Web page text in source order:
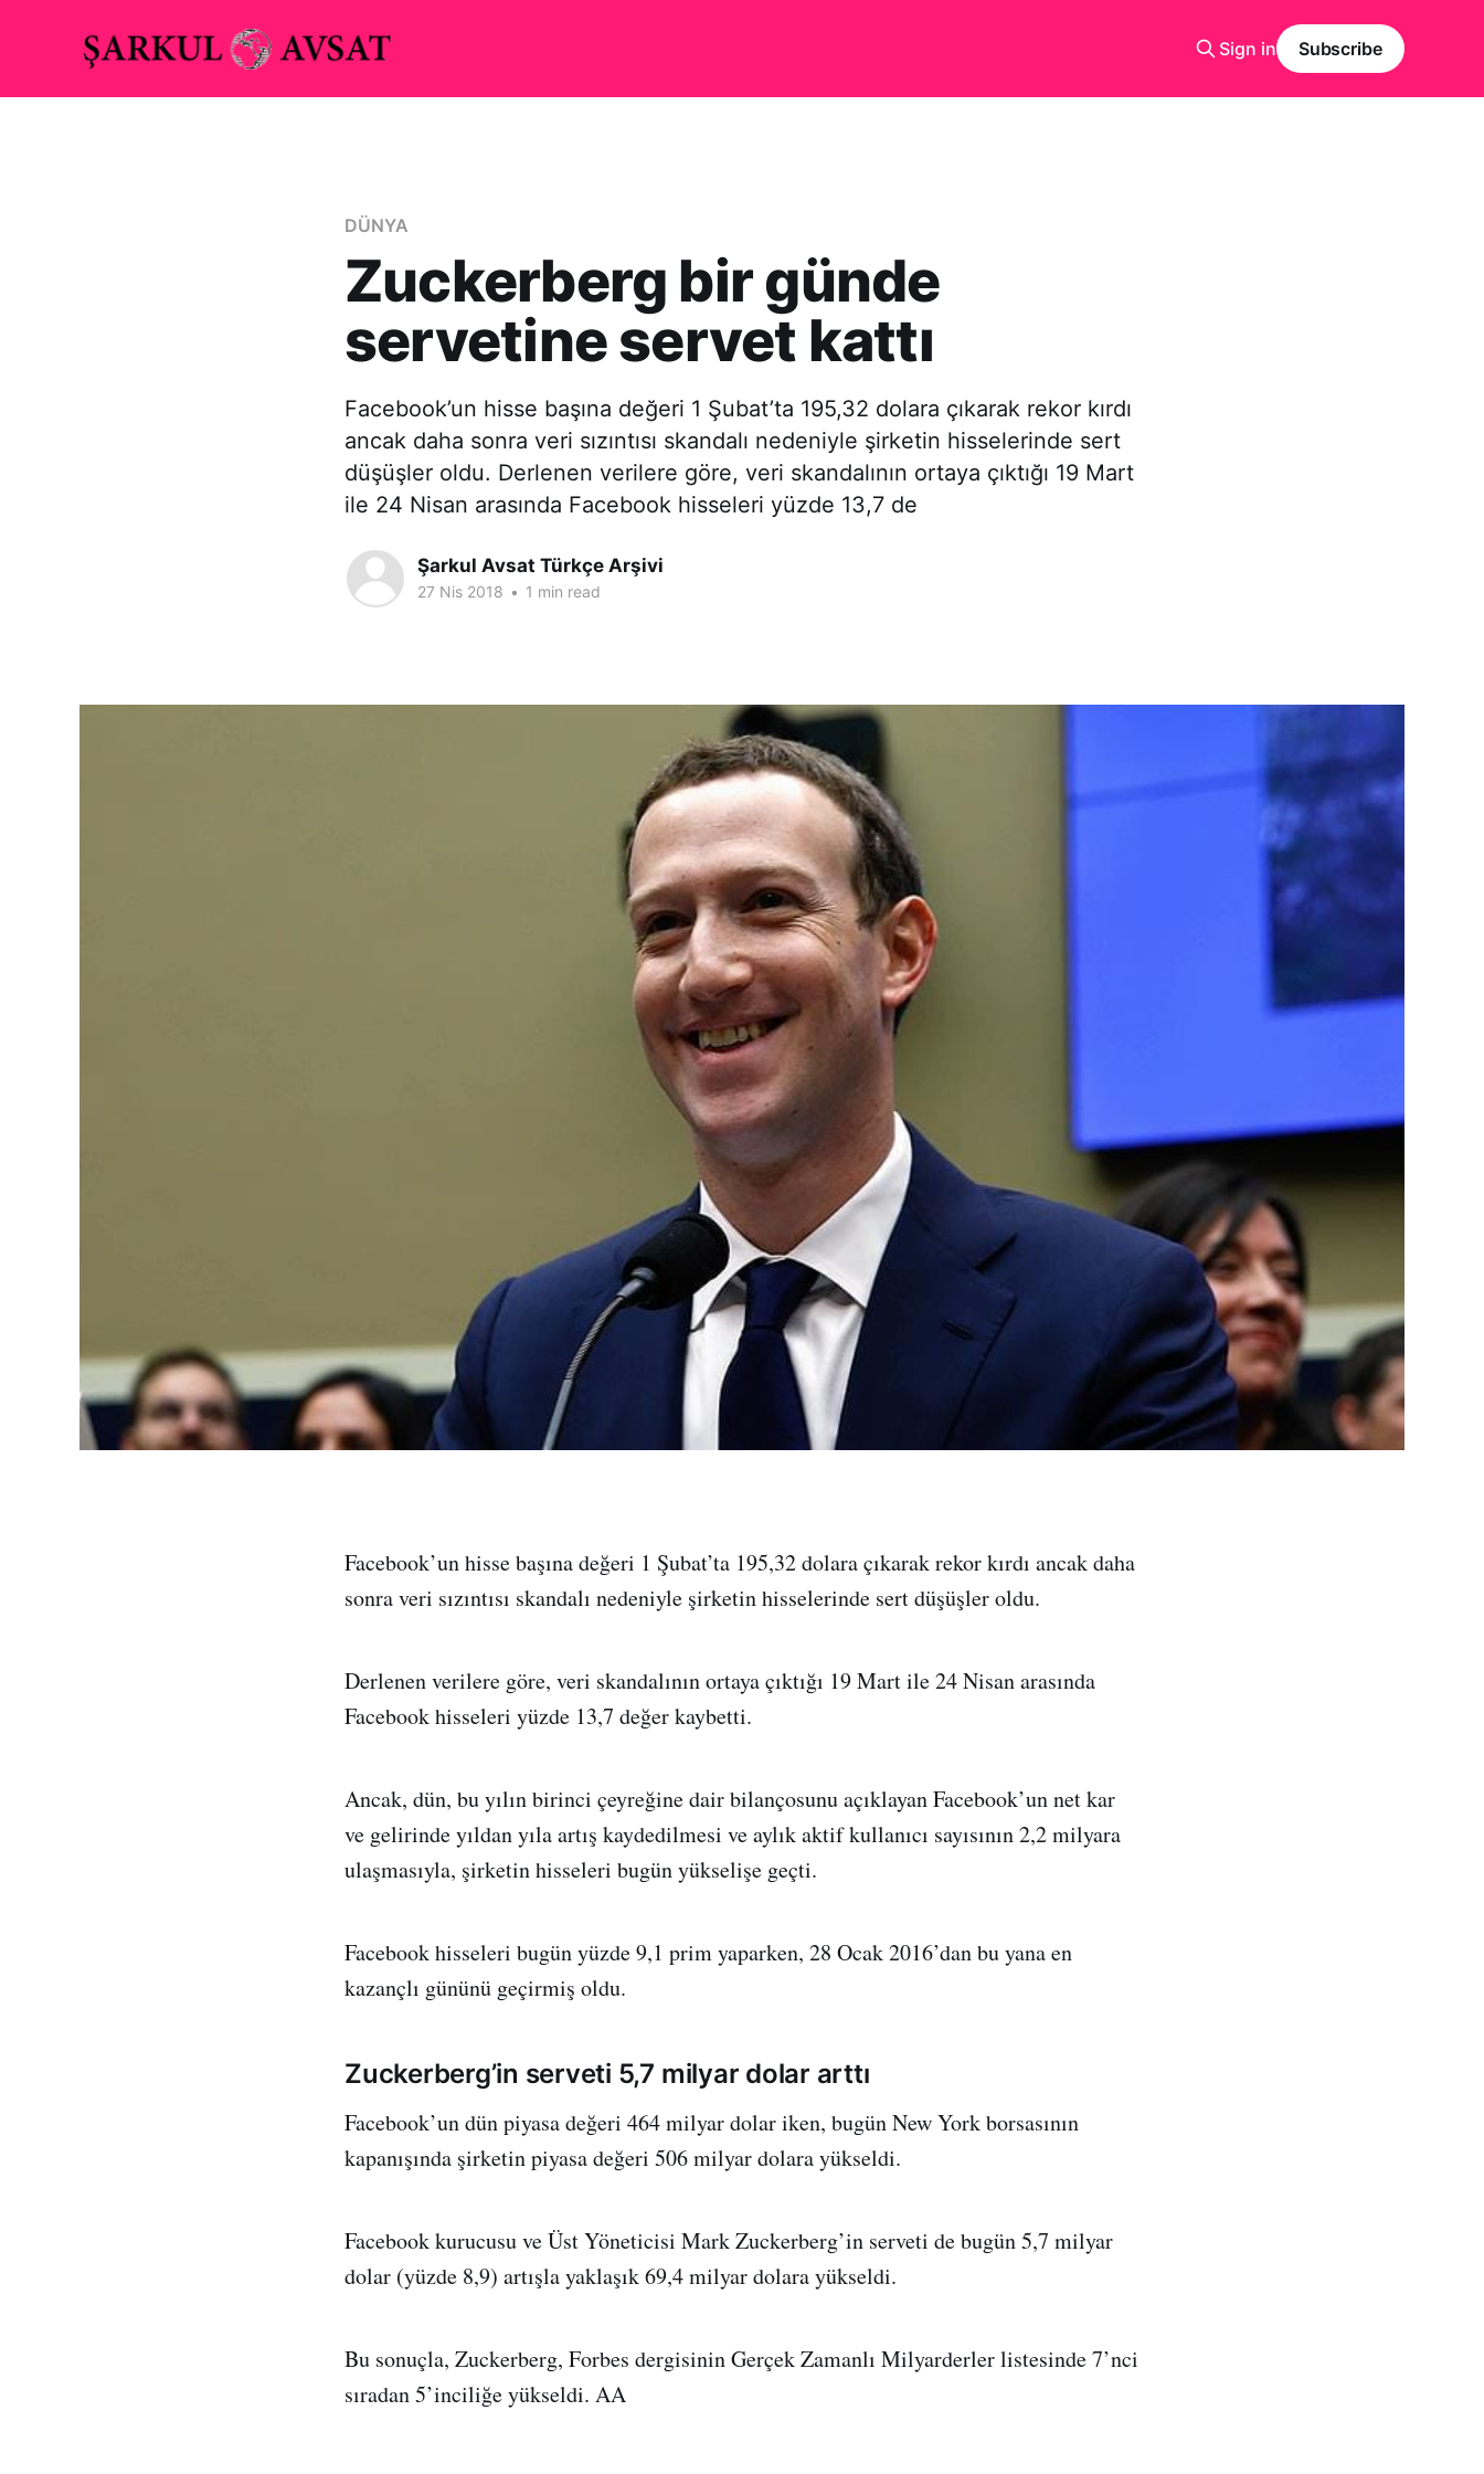
Sign in Subscribe
DÜNYA
Zuckerberg bir günde
servetine servet kattı
Facebook’un hisse başına değeri 1 Şubat’ta 195,32 dolara çıkarak rekor kırdı
ancak daha sonra veri sızıntısı skandalı nedeniyle şirketin hisselerinde sert
düşüşler oldu. Derlenen verilere göre, veri skandalının ortaya çıktığı 19 Mart
ile 24 Nisan arasında Facebook hisseleri yüzde 13,7 de
Şarkul Avsat Türkçe Arşivi
27 Nis 2018 • 1 min read
Facebook’un hisse başına değeri 1 Şubat’ta 195,32 dolara çıkarak rekor kırdı ancak daha
sonra veri sızıntısı skandalı nedeniyle şirketin hisselerinde sert düşüşler oldu.
Derlenen verilere göre, veri skandalının ortaya çıktığı 19 Mart ile 24 Nisan arasında
Facebook hisseleri yüzde 13,7 değer kaybetti.
Ancak, dün, bu yılın birinci çeyreğine dair bilançosunu açıklayan Facebook’un net kar
ve gelirinde yıldan yıla artış kaydedilmesi ve aylık aktif kullanıcı sayısının 2,2 milyara
ulaşmasıyla, şirketin hisseleri bugün yükselişe geçti.
Facebook hisseleri bugün yüzde 9,1 prim yaparken, 28 Ocak 2016’dan bu yana en
kazançlı gününü geçirmiş oldu.
Zuckerberg’in serveti 5,7 milyar dolar arttı
Facebook’un dün piyasa değeri 464 milyar dolar iken, bugün New York borsasının
kapanışında şirketin piyasa değeri 506 milyar dolara yükseldi.
Facebook kurucusu ve Üst Yöneticisi Mark Zuckerberg’in serveti de bugün 5,7 milyar
dolar (yüzde 8,9) artışla yaklaşık 69,4 milyar dolara yükseldi.
Bu sonuçla, Zuckerberg, Forbes dergisinin Gerçek Zamanlı Milyarderler listesinde 7’nci
sıradan 5’inciliğe yükseldi. AA